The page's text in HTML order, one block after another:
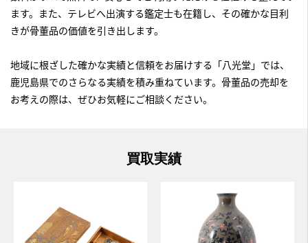
ます。また、テレビへ出演する鑑定士も在籍し、その確かな目利
きが骨董品の価値を引き出します。
地域に根ざした確かな実績と信頼をお届けする「八光堂」では、
鹿児島県でのさらなる実績を積み重ねています。骨董品の売却を
お考えの際は、ぜひお気軽にご相談ください。
買取実績